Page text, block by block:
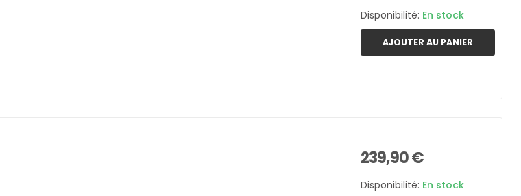
Disponibilité: En stock
AJOUTER AU PANIER
239,90 €
Disponibilité: En stock